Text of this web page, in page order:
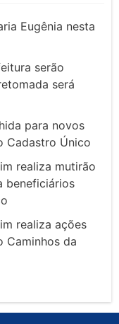
Eugênia nesta
serão
será
para novos
Cadastro Único
realiza mutirão
beneficiários
realiza ações
Caminhos da